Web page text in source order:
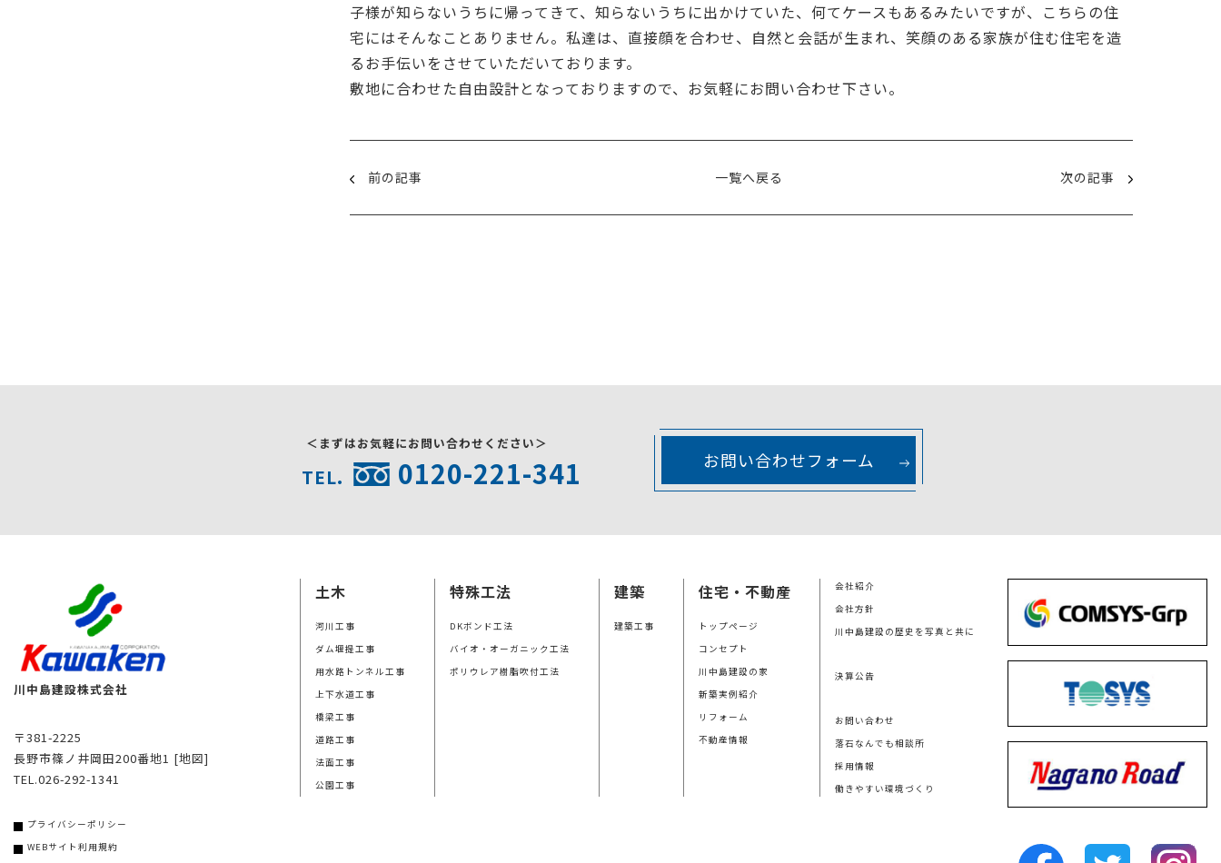
子様が知らないうちに帰ってきて、知らないうちに出かけていた、何てケースもあるみたいですが、こちらの住
宅にはそんなことありません。私達は、直接顔を合わせ、自然と会話が生まれ、笑顔のある家族が住む住宅を造
るお手伝いをさせていただいております。
敷地に合わせた自由設計となっておりますので、お気軽にお問い合わせ下さい。
前の記事 一覧へ戻る 次の記事
＜まずはお気軽にお問い合わせください＞
TEL. 0120-221-341 お問い合わせフォーム
川中島建設株式会社
〒381-2225
長野市篠ノ井岡田200番地1 [地図]
TEL.026-292-1341
プライバシーポリシー
WEBサイト利用規約
土木
河川工事
ダム堰提工事
用水路トンネル工事
上下水道工事
橋梁工事
道路工事
法面工事
公園工事
特殊工法
DKボンド工法
バイオ・オーガニック工法
ポリウレア樹脂吹付工法
建築
建築工事
住宅・不動産
トップページ
コンセプト
川中島建設の家
新築実例紹介
リフォーム
不動産情報
会社紹介
会社方針
川中島建設の歴史を写真と共に
決算公告
お問い合わせ
落石なんでも相談所
採用情報
働きやすい環境づくり